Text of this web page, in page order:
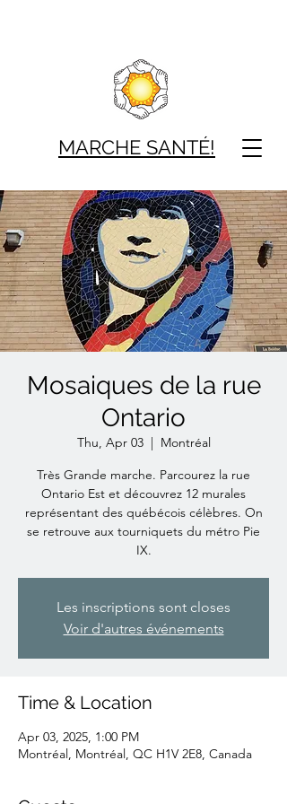
MARCHE SANTÉ!
Mosaiques de la rue
Ontario
Thu, Apr 03
  |
Montréal
Très Grande marche. Parcourez la rue
Ontario Est et découvrez 12 murales
représentant des québécois célèbres. On
se retrouve aux tourniquets du métro Pie
IX.
Les inscriptions sont closes
Voir d'autres événements
Time & Location
Apr 03, 2025, 1:00 PM
Montréal, Montréal, QC H1V 2E8, Canada